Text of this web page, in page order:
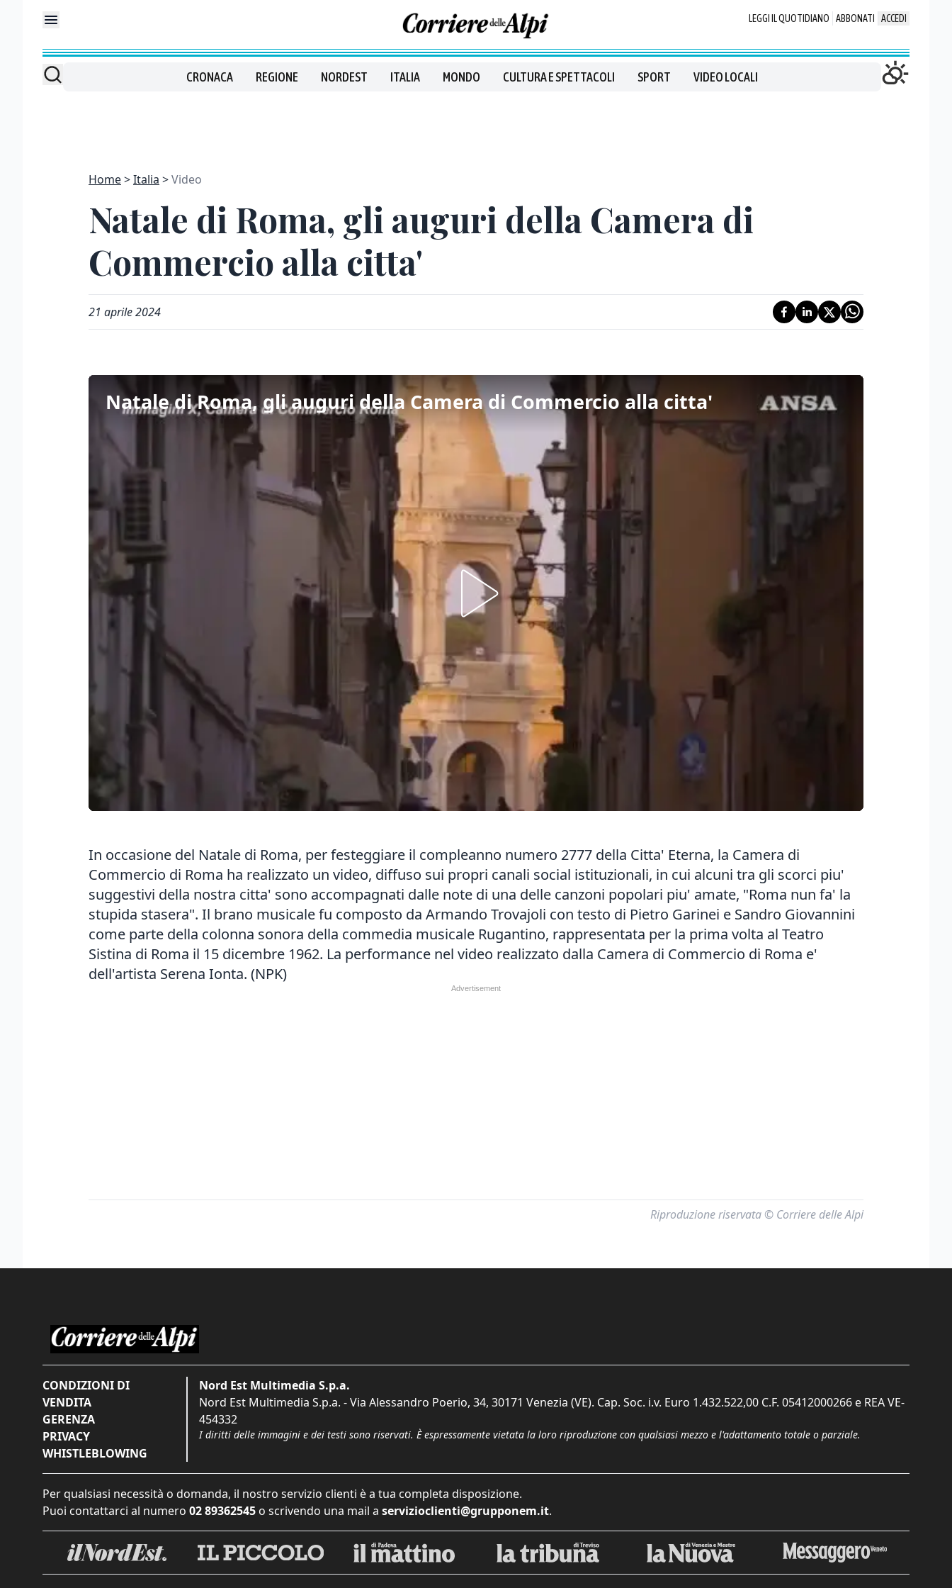
LEGGI IL QUOTIDIANO ABBONATI ACCEDI
CRONACA REGIONE NORDEST ITALIA MONDO CULTURA E SPETTACOLI SPORT VIDEO LOCALI
Home Italia Video
Natale di Roma, gli auguri della Camera di
Commercio alla citta'
21 aprile 2024
Natale di Roma, gli auguri della Camera di Commercio alla citta'
In occasione del Natale di Roma, per festeggiare il compleanno numero 2777 della Citta' Eterna, la Camera di
Commercio di Roma ha realizzato un video, diffuso sui propri canali social istituzionali, in cui alcuni tra gli scorci piu'
suggestivi della nostra citta' sono accompagnati dalle note di una delle canzoni popolari piu' amate, "Roma nun fa' la
stupida stasera". Il brano musicale fu composto da Armando Trovajoli con testo di Pietro Garinei e Sandro Giovannini
come parte della colonna sonora della commedia musicale Rugantino, rappresentata per la prima volta al Teatro
Sistina di Roma il 15 dicembre 1962. La performance nel video realizzato dalla Camera di Commercio di Roma e'
dell'artista Serena Ionta. (NPK)
Riproduzione riservata © Corriere delle Alpi
CONDIZIONI DI
VENDITA
GERENZA
PRIVACY
WHISTLEBLOWING
Nord Est Multimedia S.p.a.
Nord Est Multimedia S.p.a. - Via Alessandro Poerio, 34, 30171 Venezia (VE). Cap. Soc. i.v. Euro 1.432.522,00 C.F. 05412000266 e REA VE-
454332
I diritti delle immagini e dei testi sono riservati. È espressamente vietata la loro riproduzione con qualsiasi mezzo e l'adattamento totale o parziale.
Per qualsiasi necessità o domanda, il nostro servizio clienti è a tua completa disposizione.
Puoi contattarci al numero 02 89362545 o scrivendo una mail a servizioclienti@grupponem.it.